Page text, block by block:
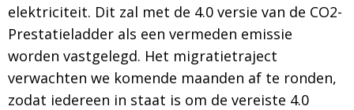
elektriciteit. Dit zal met de 4.0 versie van de CO2-
Prestatieladder als een vermeden emissie
worden vastgelegd. Het migratietraject
verwachten we komende maanden af te ronden,
zodat iedereen in staat is om de vereiste 4.0